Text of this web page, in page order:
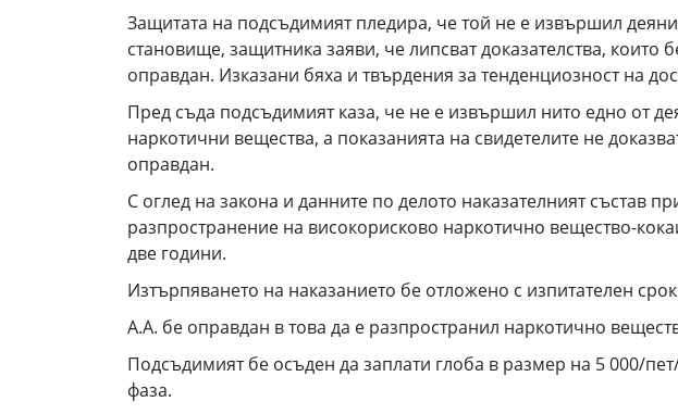
Защитата на подсъдимият пледира, че той не е извършил
становище, защитника заяви, че липсват доказателства,
оправдан. Изказани бяха и твърдения за тенденциозност на
Пред съда подсъдимият каза, че не е извършил нито едно от
наркотични вещества, а показанията на свидетелите не
оправдан.
С оглед на закона и данните по делото наказателният състав
разпространение на високорисково наркотично вещество-
две години.
Изтърпяването на наказанието бе отложено с изпитателен
А.А. бе оправдан в това да е разпространил наркотично
Подсъдимият бе осъден да заплати глоба в размер на 5 000/
фаза.